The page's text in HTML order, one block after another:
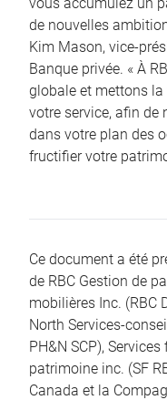
de nouvelles
Kim Mason, vice-
Banque privée. « À
globale et mettons la
votre service, afin de
dans votre plan des
fructifier votre
Ce document a été
de RBC Gestion de
mobilières Inc. (RBC
North Services-
PH&N SCP),
patrimoine inc. (SF
Canada et la